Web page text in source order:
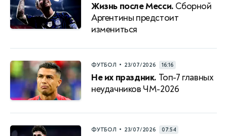
Жизнь после Месси. Сборной
Аргентины предстоит
измениться
ФУТБОЛ • 23/07/2026 16:16
Не их праздник. Топ-7 главных
неудачников ЧМ-2026
ФУТБОЛ • 23/07/2026 07:54